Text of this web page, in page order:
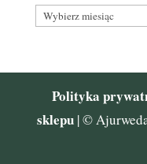
Archiwum
Polityka
sklepu | ©